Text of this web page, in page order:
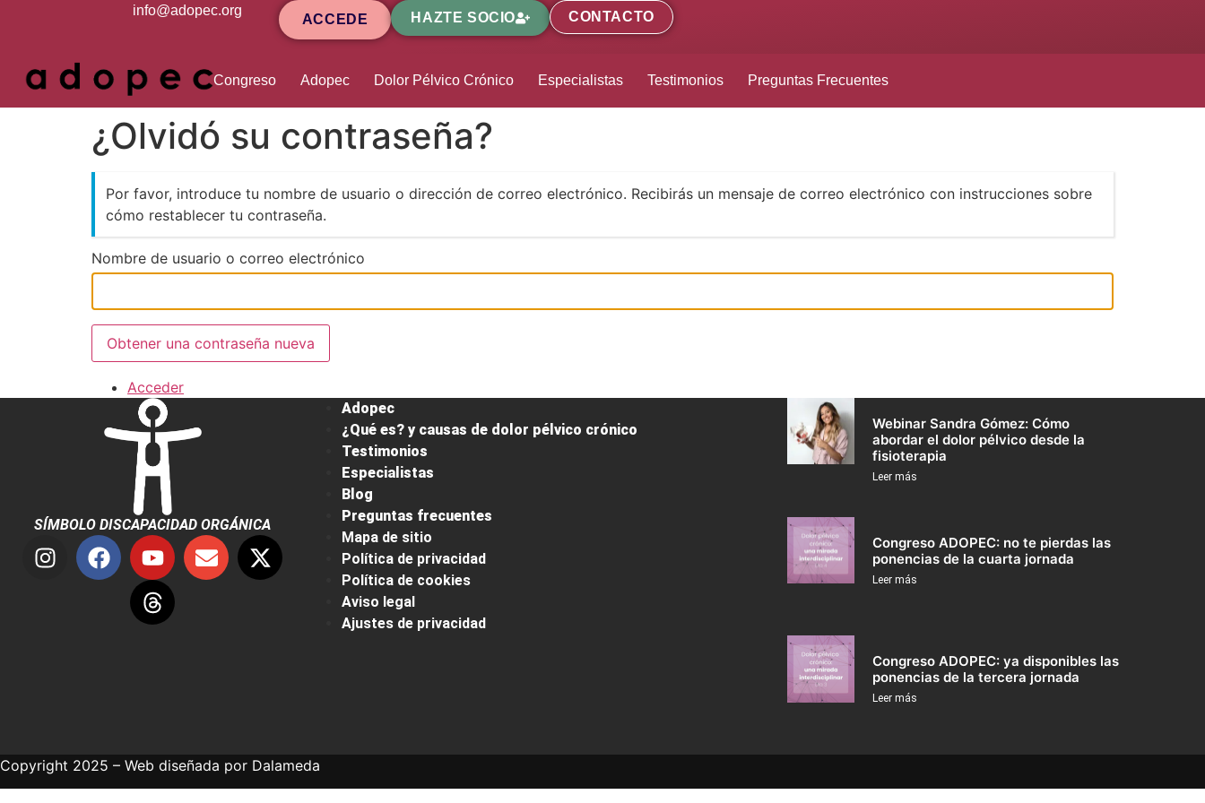
info@adopec.org
ACCEDE HAZTE SOCIO CONTACTO
Congreso Adopec Dolor Pélvico Crónico Especialistas Testimonios Preguntas Frecuentes
¿Olvidó su contraseña?
Por favor, introduce tu nombre de usuario o dirección de correo electrónico. Recibirás un mensaje de correo electrónico con instrucciones sobre
cómo restablecer tu contraseña.
Nombre de usuario o correo electrónico
Obtener una contraseña nueva
Acceder
SÍMBOLO DISCAPACIDAD ORGÁNICA
Adopec
¿Qué es? y causas de dolor pélvico crónico
Testimonios
Especialistas
Blog
Preguntas frecuentes
Mapa de sitio
Política de privacidad
Política de cookies
Aviso legal
Ajustes de privacidad
Webinar Sandra Gómez: Cómo
abordar el dolor pélvico desde la
fisioterapia
Leer más
Congreso ADOPEC: no te pierdas las
ponencias de la cuarta jornada
Leer más
Congreso ADOPEC: ya disponibles las
ponencias de la tercera jornada
Leer más
Copyright 2025 – Web diseñada por Dalameda